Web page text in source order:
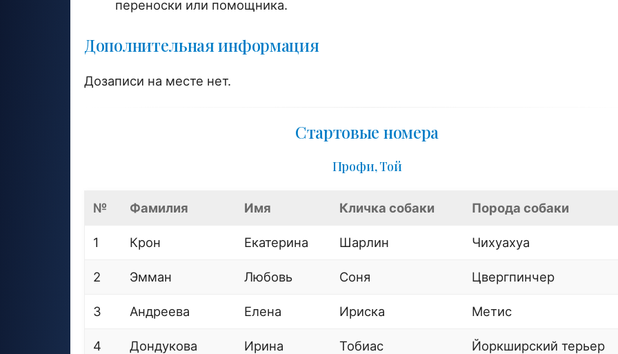
переноски или помощника.
Дополнительная информация
Дозаписи на месте нет.
Стартовые номера
Профи, Той
№ Фамилия Имя Кличка собаки Порода собаки
1 Крон Екатерина Шарлин Чихуахуа
2 Эмман Любовь Соня Цвергпинчер
3 Андреева Елена Ириска Метис
4 Дондукова Ирина Тобиас Йоркширский терьер